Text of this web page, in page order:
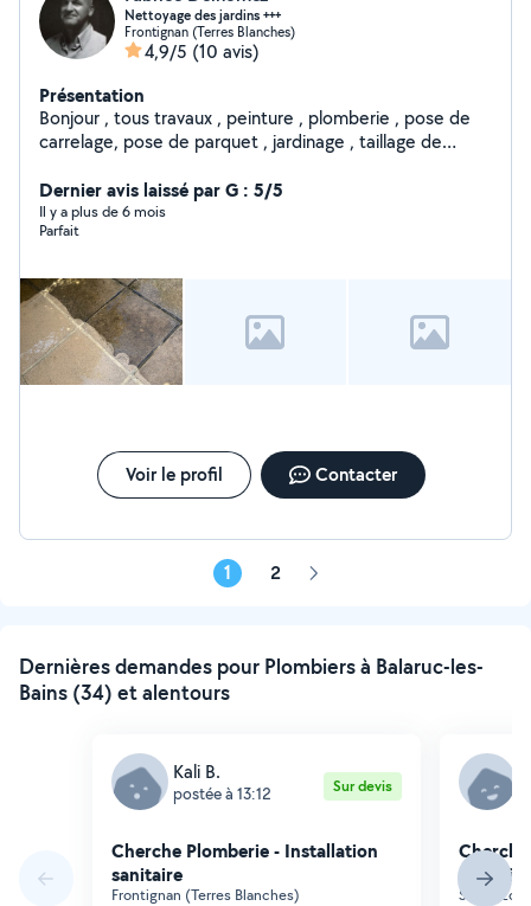
Nettoyage des jardins +++
Frontignan (Terres Blanches)
4,9/5 (10 avis)
Présentation
Bonjour , tous travaux , peinture , plomberie , pose de
carrelage, pose de parquet , jardinage , taillage de
courses, plomberie nettoyage de piscine .
Dernier avis laissé par G : 5/5
Il y a plus de 6 mois
Parfait
Voir le profil Contacter
1 2 Page
Dernières demandes pour Plombiers à Balaruc-les-
Bains (34) et alentours
Kali B.
postée à 13:12 Sur devis
Cherche Plomberie - Installation
sanitaire
Frontignan (Terres Blanches)
sanitaire
Sète